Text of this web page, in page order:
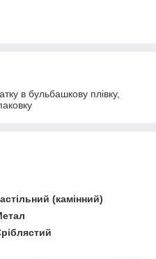
в бульбашкову плівку,
(камінний)